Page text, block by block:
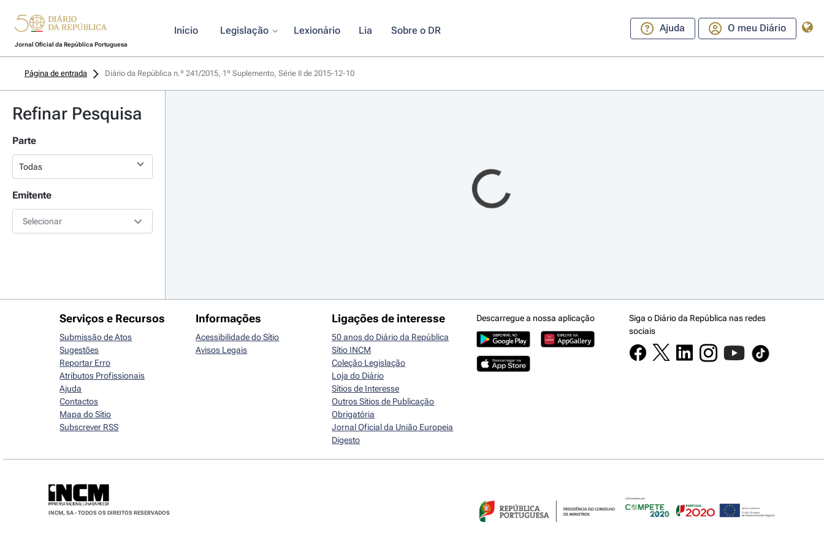
Jornal Oficial da República Portuguesa
Início Legislação Lexionário Lia Sobre o DR Ajuda O meu Diário
Página de entrada Diário da República n.º 241/2015, 1º Suplemento, Série II de 2015-12-10
Refinar Pesquisa
Parte
Emitente
Selecionar
Serviços e Recursos
Submissão de Atos
Sugestões
Reportar Erro
Atributos Profissionais
Ajuda
Contactos
Mapa do Sítio
Subscrever RSS
Informações
Acessibilidade do Sítio
Avisos Legais
Ligações de interesse
50 anos do Diário da República
Sítio INCM
Coleção Legislação
Loja do Diário
Sítios de Interesse
Outros Sítios de Publicação
Obrigatória
Jornal Oficial da União Europeia
Digesto
Descarregue a nossa aplicação
Siga o Diário da República nas redes
sociais
INCM, SA - TODOS OS DIREITOS RESERVADOS